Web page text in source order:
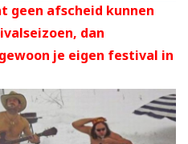
geen afscheid kunnen
dan
je eigen festival in